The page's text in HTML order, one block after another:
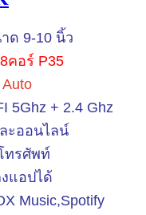
ด 9-10 นิ้ว
8คอร์ P35
5Ghz + 2.4 Ghz
ะออนไลน์
ทรศัพท์
แอปได้
Music,Spotify